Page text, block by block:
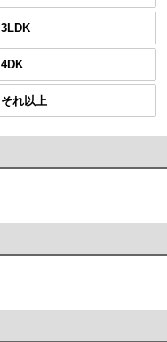
3LDK
4DK
それ以上